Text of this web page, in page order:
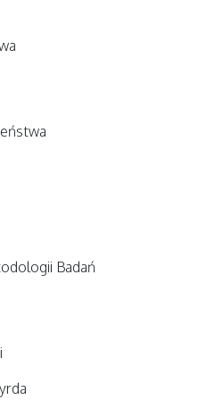
Badań